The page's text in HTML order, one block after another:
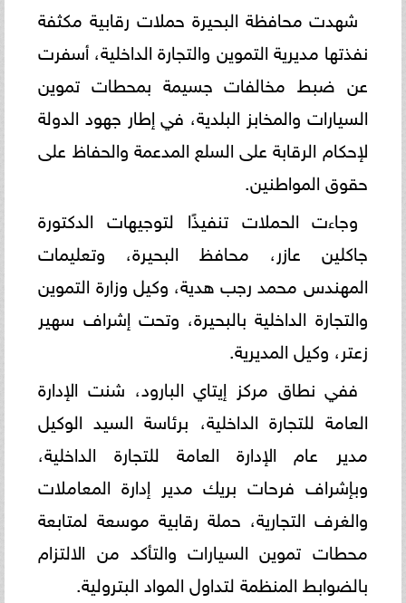
شهدت محافظة البحيرة حملات رقابية مكثفة
نفذتها مديرية التموين والتجارة الداخلية، أسفرت
عن ضبط مخالفات جسيمة بمحطات تموين
السيارات والمخابز البلدية، في إطار جهود الدولة
لإحكام الرقابة على السلع المدعمة والحفاظ على
حقوق المواطنين.
وجاءت الحملات تنفيذًا لتوجيهات الدكتورة
جاكلين عازر، محافظ البحيرة، وتعليمات
المهندس محمد رجب هدية، وكيل وزارة التموين
والتجارة الداخلية بالبحيرة، وتحت إشراف سهير
زعتر، وكيل المديرية.
ففي نطاق مركز إيتاي البارود، شنت الإدارة
العامة للتجارة الداخلية، برئاسة السيد الوكيل
مدير عام الإدارة العامة للتجارة الداخلية،
وبإشراف فرحات بريك مدير إدارة المعاملات
والغرف التجارية، حملة رقابية موسعة لمتابعة
محطات تموين السيارات والتأكد من الالتزام
بالضوابط المنظمة لتداول المواد البترولية.